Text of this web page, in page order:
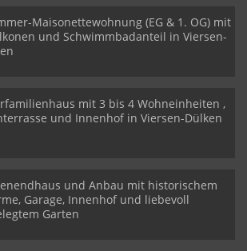
Maisonettewohnung (EG & 1. OG) mit
und Schwimmbadanteil in Viersen-
mit 3 bis 4 Wohneinheiten ,
und Innenhof in Viersen-Dülken
und Anbau mit historischem
Garage, Innenhof und liebevoll
Garten